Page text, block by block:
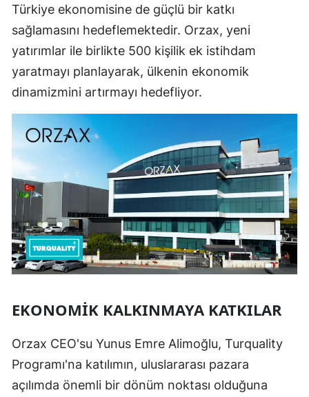
Türkiye ekonomisine de güçlü bir katkı
sağlamasını hedeflemektedir. Orzax, yeni
yatırımlar ile birlikte 500 kişilik ek istihdam
yaratmayı planlayarak, ülkenin ekonomik
dinamizmini artırmayı hedefliyor.
EKONOMIK KALKINMAYA KATKILAR
Orzax CEO'su Yunus Emre Alimoğlu, Turquality
Programı'na katılımın, uluslararası pazara
açılımda önemli bir dönüm noktası olduğuna